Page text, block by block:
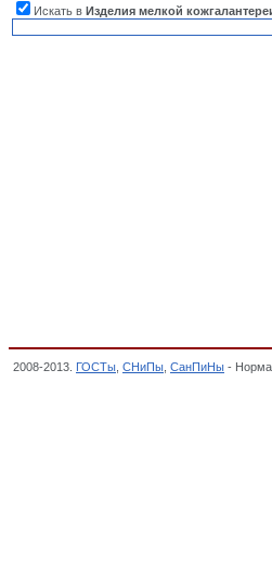
Искать в Изделия мелкой
2008-2013. ГОСТы СНиПы СанПиНы -